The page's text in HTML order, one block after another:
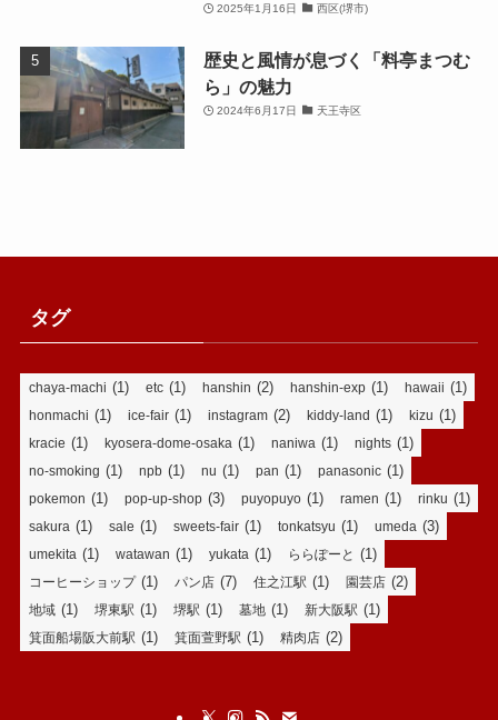
2025年1月16日 西区(堺市)
歴史と風情が息づく「料亭まつむ
ら」の魅力
2024年6月17日 天王寺区
タグ
chaya-machi (1) etc (1) hanshin (2) hanshin-exp (1) hawaii (1)
honmachi (1) ice-fair (1) instagram (2) kiddy-land (1) kizu (1)
kracie (1) kyosera-dome-osaka (1) naniwa (1) nights (1)
no-smoking (1) npb (1) nu (1) pan (1) panasonic (1)
pokemon (1) pop-up-shop (3) puyopuyo (1) ramen (1) rinku (1)
sakura (1) sale (1) sweets-fair (1) tonkatsyu (1) umeda (3)
umekita (1) watawan (1) yukata (1) ららぽーと (1)
コーヒーショップ(1) パン店 (7) 住之江駅 (1) 園芸店 (2)
地域 (1) 堺東駅 (1) 堺駅 (1) 墓地 (1) 新大阪駅 (1)
箕面船場阪大前駅 (1) 箕面萱野駅 (1) 精肉店 (2)